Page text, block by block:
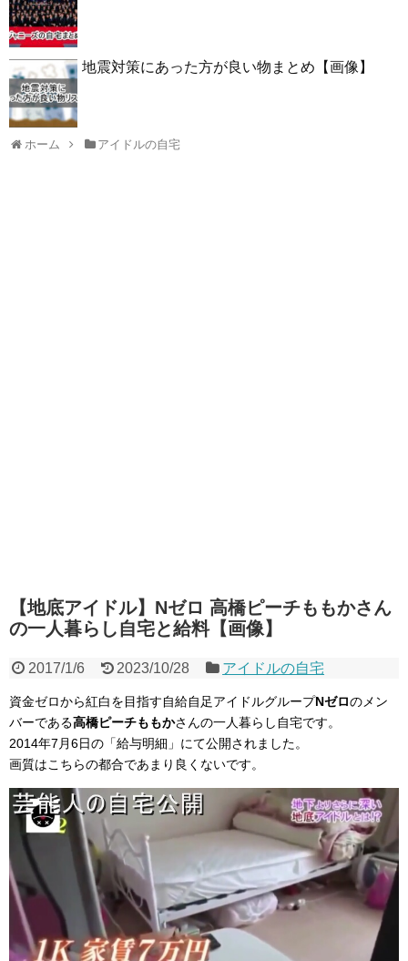
地震対策にあった方が良い物まとめ【画像】
ホーム アイドルの自宅
【地底アイドル】Nゼロ 高橋ピーチももかさん
の一人暮らし自宅と給料【画像】
2017/1/6 2023/10/28 アイドルの自宅
資金ゼロから紅白を目指す自給自足アイドルグループNゼロのメン
バーである高橋ピーチももかさんの一人暮らし自宅です。
2014年7月6日の「給与明細」にて公開されました。
画質はこちらの都合であまり良くないです。